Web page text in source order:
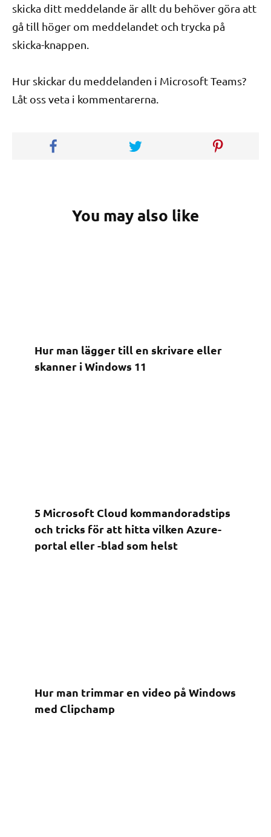
skicka ditt meddelande är allt du behöver göra att
gå till höger om meddelandet och trycka på
skicka-knappen.
Hur skickar du meddelanden i Microsoft Teams?
Låt oss veta i kommentarerna.
You may also like
Hur man lägger till en skrivare eller
skanner i Windows 11
5 Microsoft Cloud kommandoradstips
och tricks för att hitta vilken Azure-
portal eller -blad som helst
Hur man trimmar en video på Windows
med Clipchamp